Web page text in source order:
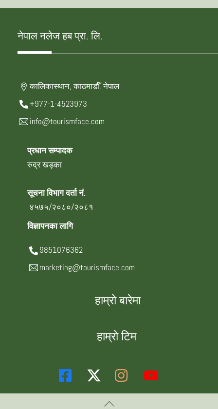
नेपाल नलेज हब प्रा. लि.
कालिकास्थान, काठमाडौँ, नेपाल
+977-1-4523973
info@tourismface.com
प्रधान सम्पादक
रुद्र खड्का
सूचना विभाग दर्ता नं.
४५७५/२०८०/२०८१
विज्ञापनका लागि
9851076362
marketing@tourismface.com
हाम्रो बारेमा
हाम्रो टिम
Back